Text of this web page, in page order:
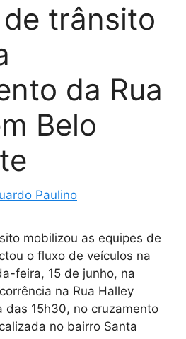
trânsito
da Rua
Belo
Paulino
mobilizou as equipes de
o fluxo de veículos na
feira, 15 de junho, na
na Rua Halley
das 15h30, no cruzamento
no bairro Santa